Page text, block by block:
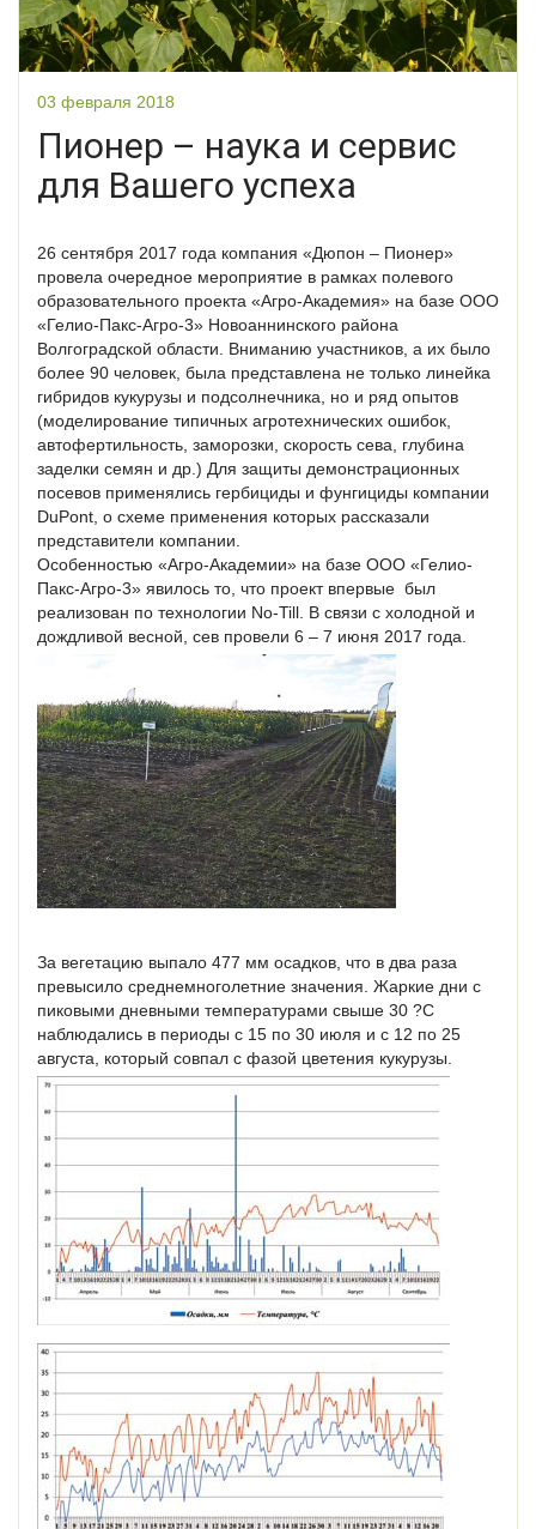
03 февраля 2018
Пионер – наука и сервис
для Вашего успеха
26 сентября 2017 года компания «Дюпон – Пио­нер»
провела очередное мероприятие в рамках полевого
образовательного проекта «Агро-Академия» на базе ООО
«Гелио-Пакс-Агро-3» Новоаннинского района
Волгоградской области. Вниманию участников, а их было
более 90 человек, была представлена не только линейка
гибридов кукурузы и подсолнечника, но и ряд опытов
(моделирование типичных агротехнических ошибок,
автофертильность, заморозки, скорость сева, глубина
заделки семян и др.) Для защиты демонстрационных
посевов применялись гербициды и фунгициды компании
DuPont, о схеме применения которых рассказали
представители компании.
Особенностью «Агро-Академии» на базе ООО «Гелио-
Пакс-Агро-3» явилось то, что проект впервые был
реализован по технологии No-Till. В связи с холодной и
дождливой весной, сев провели 6 – 7 июня 2017 года.
За вегетацию выпало 477 мм осадков, что в два раза
превысило среднемноголетние значения. Жаркие дни с
пиковыми дневными температурами свыше 30 ?С
наблюдались в периоды с 15 по 30 июля и с 12 по 25
августа, который совпал с фазой цветения кукурузы.